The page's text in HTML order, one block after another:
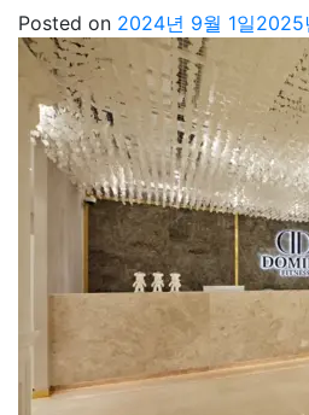
Posted on 2024년 9월 1일2025